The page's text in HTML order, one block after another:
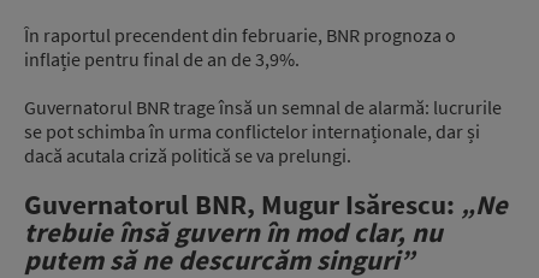
În raportul precendent din februarie, BNR prognoza o
inflație pentru final de an de 3,9%.
Guvernatorul BNR trage însă un semnal de alarmă: lucrurile
se pot schimba în urma conflictelor internaționale, dar și
dacă acutala criză politică se va prelungi.
Guvernatorul BNR, Mugur Isărescu: „Ne
trebuie însă guvern în mod clar, nu
putem să ne descurcăm singuri”